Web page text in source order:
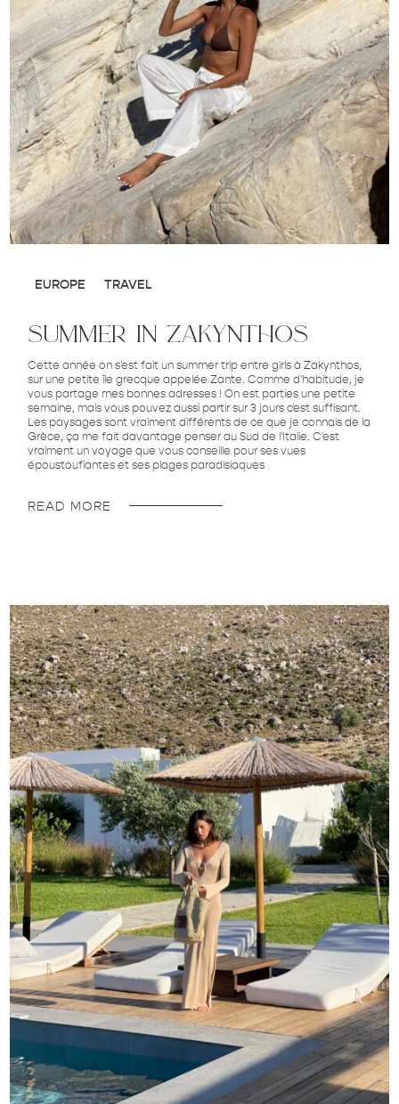
EUROPE TRAVEL
summer in zakynthos
Cette année on s'est fait un summer trip entre girls à Zakynthos,
sur une petite île grecque appelée Zante. Comme d'habitude, je
vous partage mes bonnes adresses ! On est parties une petite
semaine, mais vous pouvez aussi partir sur 3 jours c'est suffisant.
Les paysages sont vraiment différents de ce que je connais de la
Grèce, ça me fait davantage penser au Sud de l'Italie. C'est
vraiment un voyage que vous conseille pour ses vues
époustouflantes et ses plages paradisiaques
READ MORE